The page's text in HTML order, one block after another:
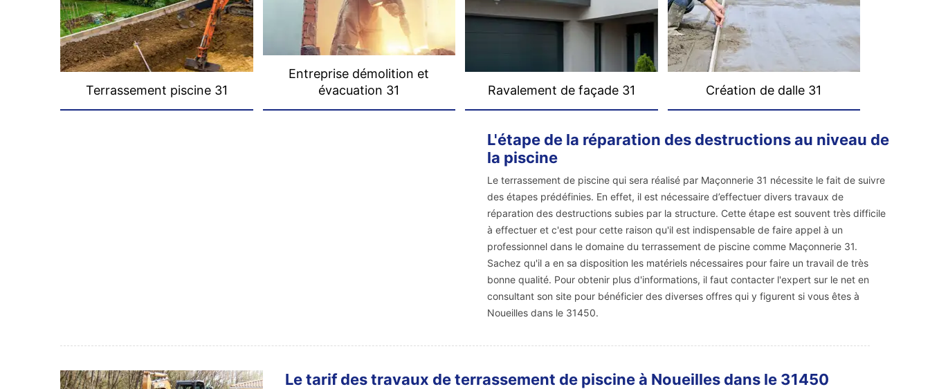
Terrassement piscine 31
Entreprise démolition et
évacuation 31
Ravalement de façade 31 Création de dalle 31
L'étape de la réparation des destructions au niveau de
la piscine
Le terrassement de piscine qui sera réalisé par Maçonnerie 31 nécessite le fait de suivre
des étapes prédéfinies. En effet, il est nécessaire d’effectuer divers travaux de
réparation des destructions subies par la structure. Cette étape est souvent très difficile
à effectuer et c'est pour cette raison qu'il est indispensable de faire appel à un
professionnel dans le domaine du terrassement de piscine comme Maçonnerie 31.
Sachez qu'il a en sa disposition les matériels nécessaires pour faire un travail de très
bonne qualité. Pour obtenir plus d'informations, il faut contacter l'expert sur le net en
consultant son site pour bénéficier des diverses offres qui y figurent si vous êtes à
Noueilles dans le 31450.
Le tarif des travaux de terrassement de piscine à Noueilles dans le 31450